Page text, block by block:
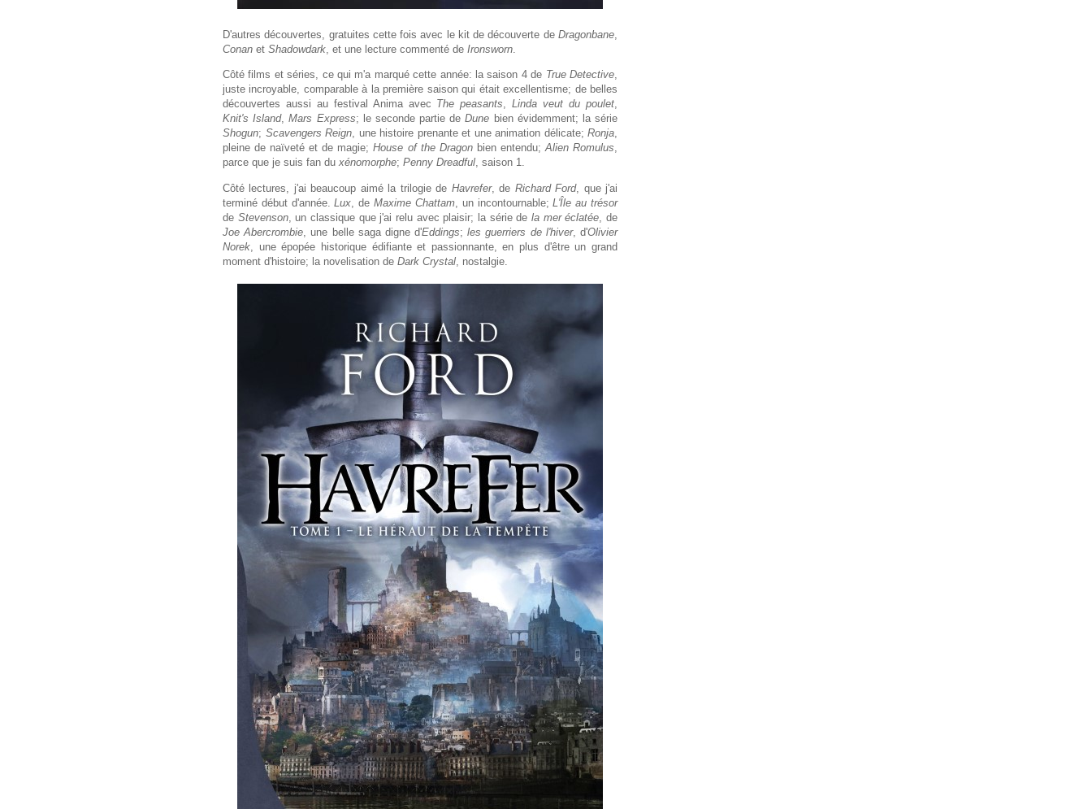
D'autres découvertes, gratuites cette fois avec le kit de découverte de Dragonbane,
Conan et Shadowdark, et une lecture commenté de Ironsworn.
Côté films et séries, ce qui m'a marqué cette année: la saison 4 de True Detective,
juste incroyable, comparable à la première saison qui était excellentisme; de belles
découvertes aussi au festival Anima avec The peasants,Linda veut du poulet,
Knit's Island,Mars Express; le seconde partie deDune bien évidemment; la série
Shogun; Scavengers Reign, une histoire prenante et une animation délicate; Ronja,
pleine de naïveté et de magie;House of the Dragonbien entendu;Alien Romulus,
parce que je suis fan du xénomorphe; Penny Dreadful, saison 1.
Côté lectures, j'ai beaucoup aimé la trilogie de Havrefer, de Richard Ford, que j'ai
terminé début d'année.Lux , deMaxime Chattam, un incontournable;L'Île au trésor
de Stevenson, un classique que j'ai relu avec plaisir; la série dela mer éclatée , de
Joe Abercrombie , une belle saga digne d'Eddings;les guerriers de l'hiver, d'Olivier
Norek , une épopée historique édifiante et passionnante, en plus d'être un grand
moment d'histoire; la novelisation de Dark Crystal , nostalgie.